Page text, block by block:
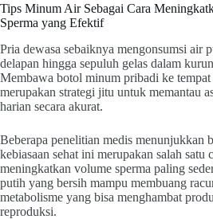
Tips Minum Air Sebagai Cara
Sperma yang Efektif
Pria dewasa sebaiknya mengonsumsi air
delapan hingga sepuluh gelas dalam
Membawa botol minum pribadi ke tempat
merupakan strategi jitu untuk memantau
harian secara akurat.
Beberapa penelitian medis menunjukkan
kebiasaan sehat ini merupakan salah satu
meningkatkan volume sperma paling
putih yang bersih mampu membuang
metabolisme yang bisa menghambat
reproduksi.